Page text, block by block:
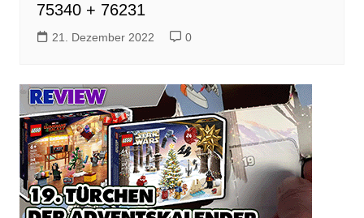
75340 + 76231
21. Dezember 2022 0